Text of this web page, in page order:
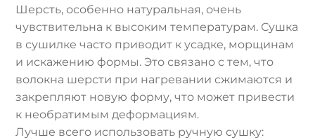
Шерсть, особенно натуральная, очень
чувствительна к высоким температурам. Сушка
в сушилке часто приводит к усадке, морщинам
и искажению формы. Это связано с тем, что
волокна шерсти при нагревании сжимаются и
закрепляют новую форму, что может привести
к необратимым деформациям.
Лучше всего использовать ручную сушку: